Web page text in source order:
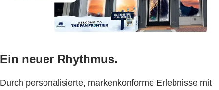
Ein neuer Rhythmus.
Durch personalisierte, markenkonforme Erlebnisse mit